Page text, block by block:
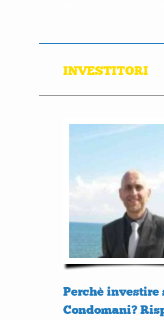
INVESTITORI
Perchè investire
Condomani?